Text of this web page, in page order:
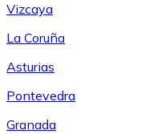
Vizcaya
La Coruña
Asturias
Pontevedra
Granada